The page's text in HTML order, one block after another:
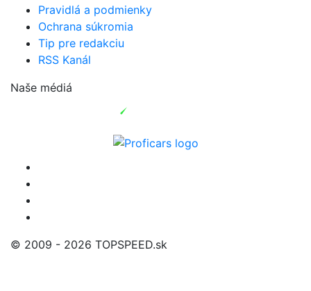
Pravidlá a podmienky
Ochrana súkromia
Tip pre redakciu
RSS Kanál
Naše médiá
© 2009 - 2026 TOPSPEED.sk